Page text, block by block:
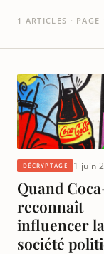
1 ARTICLES · PAGE
DÉCRYPTAGE 1 juin
Quand
reconnaît
influencer la
société